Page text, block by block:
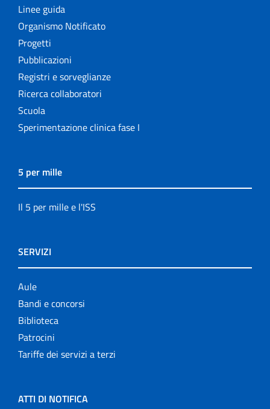
Linee guida
Organismo Notificato
Progetti
Pubblicazioni
Registri e sorveglianze
Ricerca collaboratori
Scuola
Sperimentazione clinica fase I
5 per mille
Il 5 per mille e l'ISS
SERVIZI
Aule
Bandi e concorsi
Biblioteca
Patrocini
Tariffe dei servizi a terzi
ATTI DI NOTIFICA